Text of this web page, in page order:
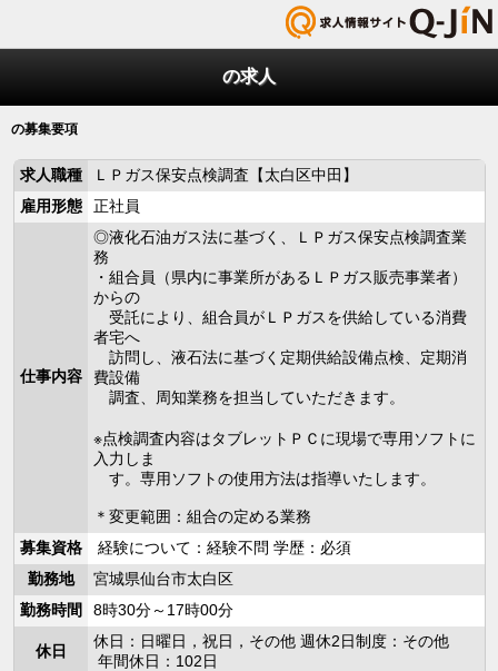
の求人
の募集要項
求人職種
ＬＰガス保安点検調査【太白区中田】
雇用形態
正社員
仕事内容
◎液化石油ガス法に基づく、ＬＰガス保安点検調査業
務
・組合員（県内に事業所があるＬＰガス販売事業者）
からの
受託により、組合員がＬＰガスを供給している消費
者宅へ
訪問し、液石法に基づく定期供給設備点検、定期消
費設備
調査、周知業務を担当していただきます。
※点検調査内容はタブレットＰＣに現場で専用ソフトに
入力しま
す。専用ソフトの使用方法は指導いたします。
＊変更範囲：組合の定める業務
募集資格
経験について：経験不問 学歴：必須
勤務地
宮城県仙台市太白区
勤務時間
8時30分～17時00分
休日
休日：日曜日，祝日，その他 週休2日制度：その他
年間休日：102日